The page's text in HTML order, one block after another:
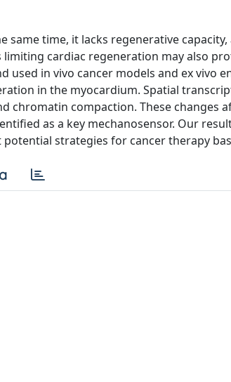
same time, it lacks regenerative
cardiac regeneration may also
used in vivo cancer models and ex vivo
in the myocardium. Spatial
chromatin compaction. These changes
as a key mechanosensor. Our
strategies for cancer therapy